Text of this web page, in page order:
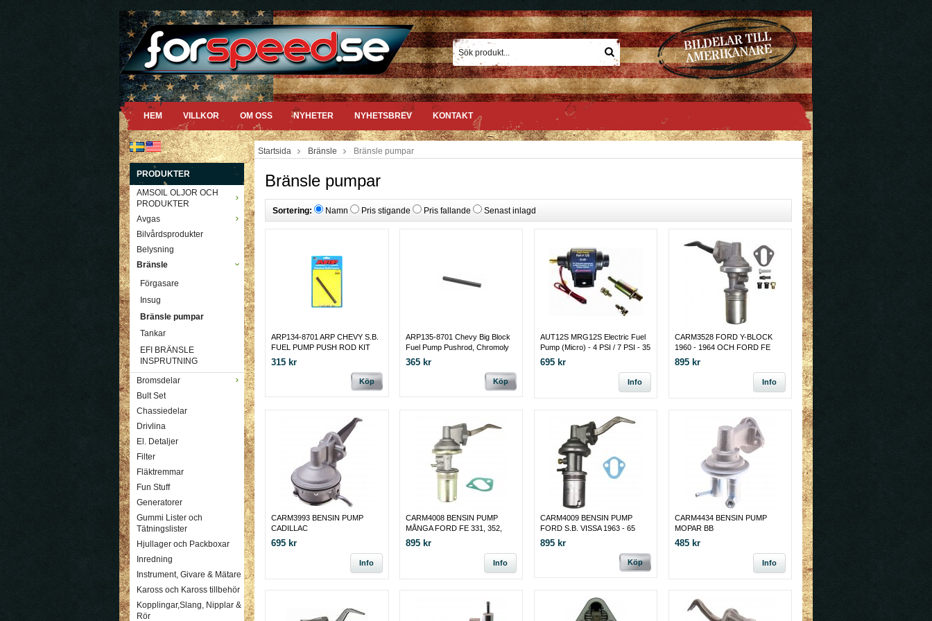
HEM VILLKOR OM OSS NYHETER NYHETSBREV KONTAKT
PRODUKTER
AMSOIL OLJOR OCH
PRODUKTER
Avgas
Bilvårdsprodukter
Belysning
Bränsle
Förgasare
Insug
Bränsle pumpar
Tankar
EFI BRÄNSLE
INSPRUTNING
Bromsdelar
Bult Set
Chassiedelar
Drivlina
El. Detaljer
Filter
Fläktremmar
Fun Stuff
Generatorer
Gummi Lister och
Tätningslister
Hjullager och Packboxar
Inredning
Instrument, Givare & Mätare
Kaross och Kaross tillbehör
Kopplingar,Slang, Nipplar &
Rör
Startsida Bränsle Bränsle pumpar
Bränsle pumpar
Sortering: Namn Pris stigande Pris fallande Senast inlagd
ARP134-8701 ARP CHEVY S.B.
FUEL PUMP PUSH ROD KIT
315 kr
Köp
ARP135-8701 Chevy Big Block
Fuel Pump Pushrod, Chromoly
365 kr
Köp
AUT12S MRG12S Electric Fuel
Pump (Micro) - 4 PSI / 7 PSI - 35
GPH - Gasoline - for carburetor,
MONTERAS BAKOM UNDER
695 kr
Info
CARM3528 FORD Y-BLOCK
1960 - 1964 OCH FORD FE
MOTORER, BENSIN PUMP
895 kr
Info
CARM3993 BENSIN PUMP
CADILLAC
695 kr
Info
CARM4008 BENSIN PUMP
MÅNGA FORD FE 331, 352,
390, 427, 428.
895 kr
Info
CARM4009 BENSIN PUMP
FORD S.B. VISSA 1963 - 65
895 kr
Köp
CARM4434 BENSIN PUMP
MOPAR BB
485 kr
Info